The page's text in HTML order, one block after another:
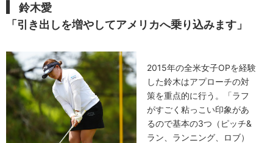
鈴木愛
「引き出しを増やしてアメリカへ乗り込みます」
2015年の全米女子OPを経験
した鈴木はアプローチの対
策を重点的に行う。「ラフ
がすごく粘っこい印象があ
るので基本の3つ（ピッチ&
ラン、ランニング、ロブ）